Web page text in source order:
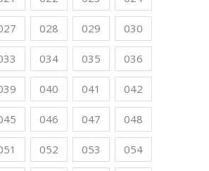
028 029 030
034 035 036
040 041 042
046 047 048
052 053 054